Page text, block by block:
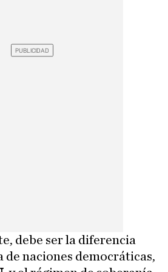
debe ser la diferencia
de naciones democráticas,